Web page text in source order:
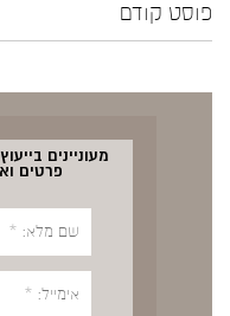
פוסט קודם
מעוניינים
פרטים